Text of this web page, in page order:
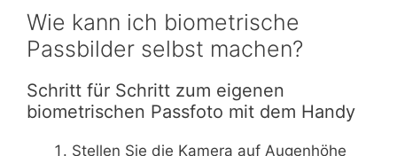
Wie kann ich biometrische
Passbilder selbst machen?
Schritt für Schritt zum eigenen
biometrischen Passfoto mit dem Handy
Stellen Sie die Kamera auf Augenhöhe